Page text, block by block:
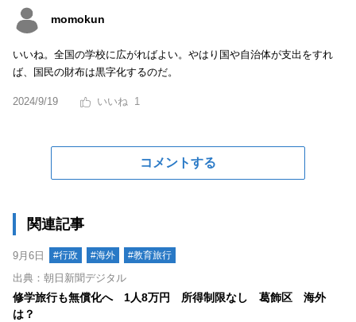
momokun
いいね。全国の学校に広がればよい。やはり国や自治体が支出をすれ
ば、国民の財布は黒字化するのだ。
2024/9/19 1
コメントする
関連記事
9月6日 #行政 #海外 #教育旅行
出典：朝日新聞デジタル
修学旅行も無償化へ 1人8万円 所得制限なし 葛飾区 海外
は？